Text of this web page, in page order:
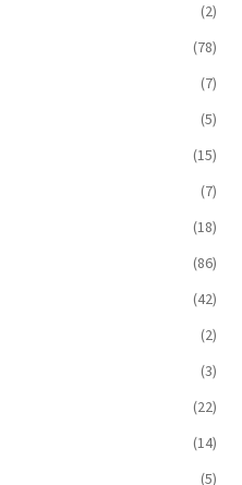
(2)
(78)
(7)
(5)
(15)
(7)
(18)
(86)
(42)
(2)
(3)
(22)
(14)
(5)